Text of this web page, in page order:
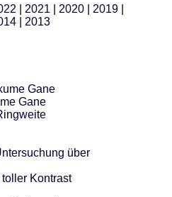
2021 2020 2019
2013
Gane
Gane
über
Kontrast